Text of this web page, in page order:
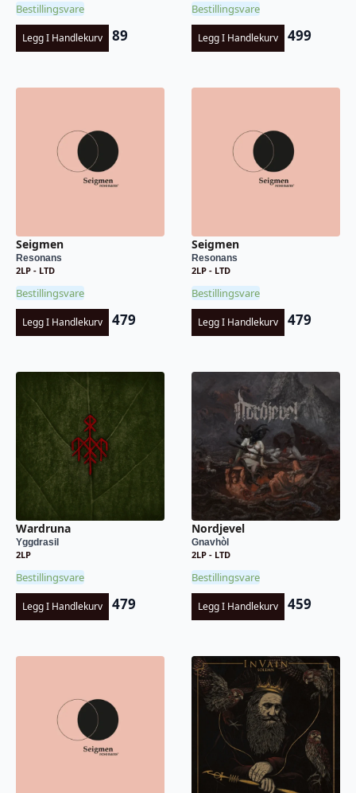
Bestillingsvare
Legg I Handlekurv 89
Bestillingsvare
Legg I Handlekurv 499
Seigmen
Resonans
2LP - LTD
Bestillingsvare
Legg I Handlekurv 479
Seigmen
Resonans
2LP - LTD
Bestillingsvare
Legg I Handlekurv 479
Wardruna
Yggdrasil
2LP
Bestillingsvare
Legg I Handlekurv 479
Nordjevel
Gnavhòl
2LP - LTD
Bestillingsvare
Legg I Handlekurv 459